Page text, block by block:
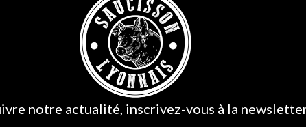
notre actualité, inscrivez-vous à la